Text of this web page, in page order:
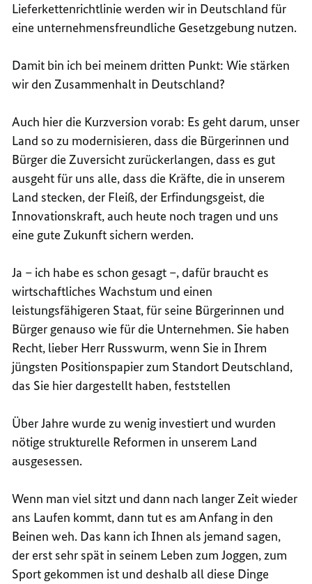
Lieferkettenrichtlinie werden wir in Deutschland für
eine unternehmensfreundliche Gesetzgebung nutzen.
Damit bin ich bei meinem dritten Punkt: Wie stärken
wir den Zusammenhalt in Deutschland?
Auch hier die Kurzversion vorab: Es geht darum, unser
Land so zu modernisieren, dass die Bürgerinnen und
Bürger die Zuversicht zurückerlangen, dass es gut
ausgeht für uns alle, dass die Kräfte, die in unserem
Land stecken, der Fleiß, der Erfindungsgeist, die
Innovationskraft, auch heute noch tragen und uns
eine gute Zukunft sichern werden.
Ja – ich habe es schon gesagt –, dafür braucht es
wirtschaftliches Wachstum und einen
leistungsfähigeren Staat, für seine Bürgerinnen und
Bürger genauso wie für die Unternehmen. Sie haben
Recht, lieber Herr Russwurm, wenn Sie in Ihrem
jüngsten Positionspapier zum Standort Deutschland,
das Sie hier dargestellt haben, feststellen
Über Jahre wurde zu wenig investiert und wurden
nötige strukturelle Reformen in unserem Land
ausgesessen.
Wenn man viel sitzt und dann nach langer Zeit wieder
ans Laufen kommt, dann tut es am Anfang in den
Beinen weh. Das kann ich Ihnen als jemand sagen,
der erst sehr spät in seinem Leben zum Joggen, zum
Sport gekommen ist und deshalb all diese Dinge